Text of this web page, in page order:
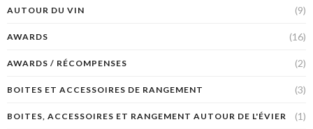
AUTOUR DU VIN (9)
AWARDS (16)
AWARDS / RÉCOMPENSES (2)
BOITES ET ACCESSOIRES DE RANGEMENT (3)
BOITES, ACCESSOIRES ET RANGEMENT AUTOUR DE L'ÉVIER (1)